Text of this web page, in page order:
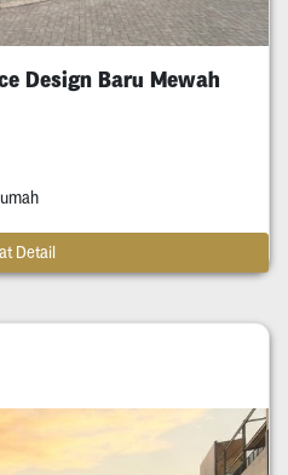
Design Baru Mewah
Detail